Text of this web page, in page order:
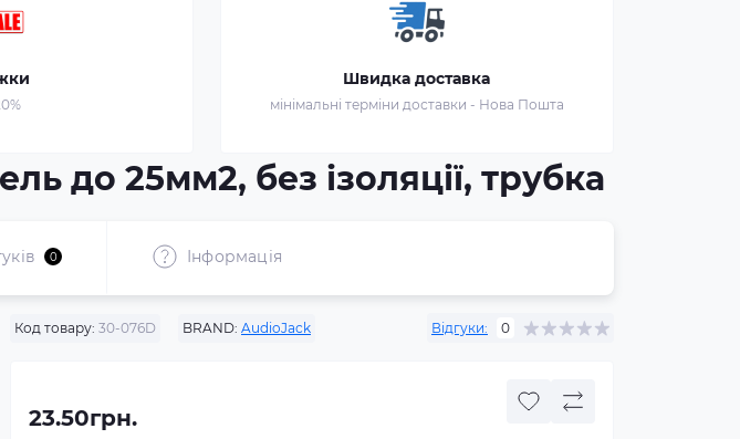
Швидка доставка
мінімальні терміни доставки - Нова Пошта
до 25мм2, без ізоляції, трубка
0 Інформація
Код товару: 30-076D BRAND: AudioJack Відгуки: 0
23.50грн.